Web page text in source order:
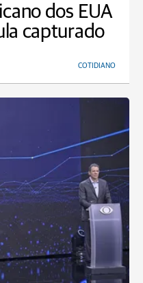
dos EUA
capturado
COTIDIANO